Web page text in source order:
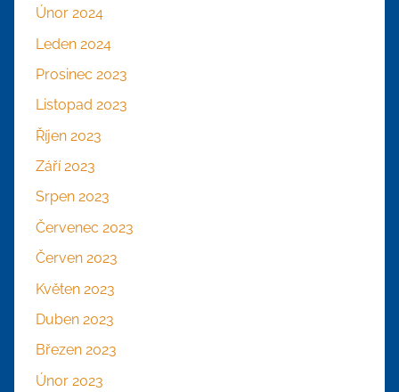
Únor 2024
Leden 2024
Prosinec 2023
Listopad 2023
Říjen 2023
Září 2023
Srpen 2023
Červenec 2023
Červen 2023
Květen 2023
Duben 2023
Březen 2023
Únor 2023